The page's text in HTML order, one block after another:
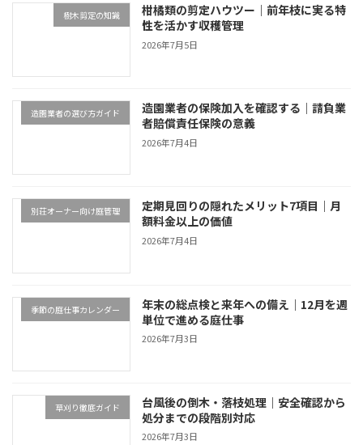
樹木剪定の知識
柑橘類の剪定ハウツー｜前年枝に実る特
性を活かす収穫管理
2026年7月5日
造園業者の選び方ガイド
造園業者の保険加入を確認する｜請負業
者賠償責任保険の意義
2026年7月4日
別荘オーナー向け庭管理
定期見回りの隠れたメリット7項目｜月
額料金以上の価値
2026年7月4日
季節の庭仕事カレンダー
年末の総点検と来年への備え｜12月を週
単位で進める庭仕事
2026年7月3日
草刈り徹底ガイド
台風後の倒木・落枝処理｜安全確認から
処分までの段階別対応
2026年7月3日